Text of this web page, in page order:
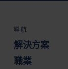
導航
解決方案
職業